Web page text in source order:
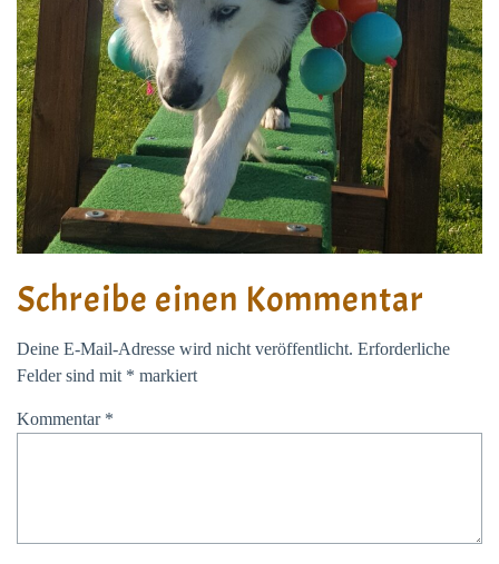
Schreibe einen Kommentar
Deine E-Mail-Adresse wird nicht veröffentlicht. Erforderliche
Felder sind mit * markiert
Kommentar *